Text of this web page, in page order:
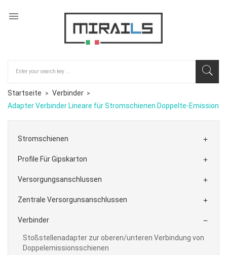

Startseite
Verbinder
Adapter Verbinder Lineare für Stromschienen Doppelte-Emission
Stromschienen 
Profile Für Gipskarton 
Versorgungsanschlussen 
Zentrale Versorgunsanschlussen 
Verbinder 
Stoßstellenadapter zur oberen/unteren Verbindung von
Doppelemissionsschienen